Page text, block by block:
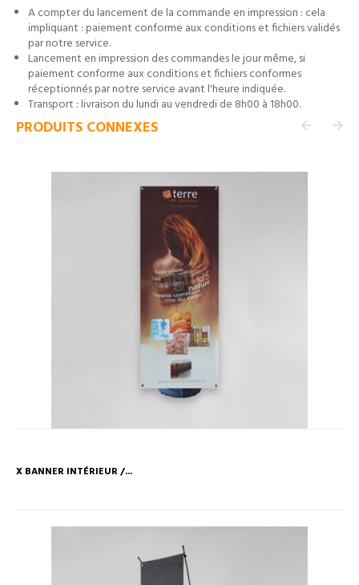
A compter du lancement de la commande en impression : cela
impliquant : paiement conforme aux conditions et fichiers validés
par notre service.
Lancement en impression des commandes le jour même, si
paiement conforme aux conditions et fichiers conformes
réceptionnés par notre service avant l'heure indiquée.
Transport : livraison du lundi au vendredi de 8h00 à 18h00.
PRODUITS CONNEXES
X BANNER INTÉRIEUR /...